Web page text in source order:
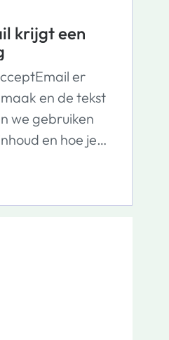
krijgt een
er
en de tekst
we gebruiken
gewoon
bent.